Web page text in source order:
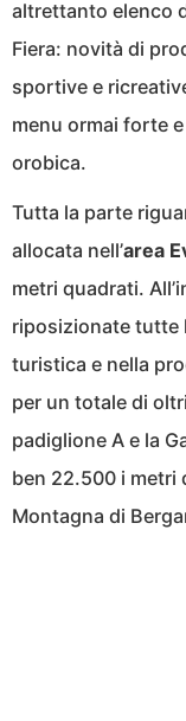
altrettanto elenco
Fiera: novità di
sportive e
menu ormai forte
orobica.
Tutta la parte
allocata nell’area
metri quadrati.
riposizionate tutte
turistica e nella
per un totale di
padiglione A e la
ben 22.500 i metri
Montagna di